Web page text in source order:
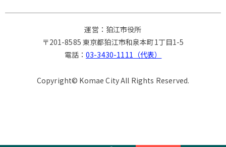
運営：狛江市役所
〒201-8585 東京都狛江市和泉本町1丁目1-5
電話：03-3430-1111（代表）
Copyright© Komae City All Rights Reserved.